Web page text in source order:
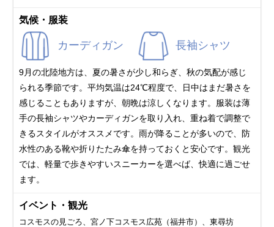
気候・服装
カーディガン 長袖シャツ
9月の北陸地方は、夏の暑さが少し和らぎ、秋の気配が感じ
られる季節です。平均気温は24℃程度で、日中はまだ暑さを
感じることもありますが、朝晩は涼しくなります。服装は薄
手の長袖シャツやカーディガンを取り入れ、重ね着で調整で
きるスタイルがオススメです。雨が降ることが多いので、防
水性のある靴や折りたたみ傘を持っておくと安心です。観光
では、軽量で歩きやすいスニーカーを選べば、快適に過ごせ
ます。
イベント・観光
コスモスの見ごろ、宮ノ下コスモス広苑（福井市）、東尋坊